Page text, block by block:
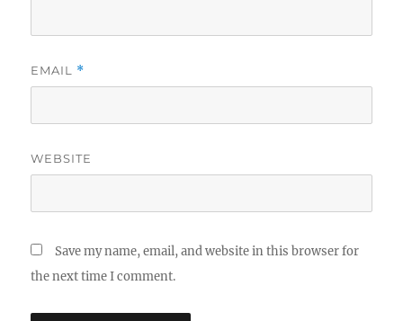
EMAIL *
WEBSITE
Save my name, email, and website in this browser for
the next time I comment.